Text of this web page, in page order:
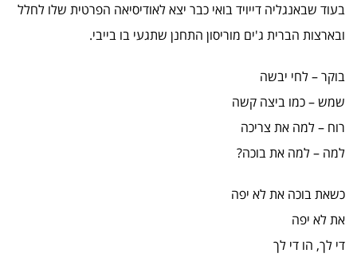
בעוד שבאנגליה דייויד בואי כבר יצא לאודיסיאה הפרטית שלו לחלל
ובארצות הברית ג'ים מוריסון התחנן שתגעי בו בייבי.
בוקר – לחי יבשה
שמש – כמו ביצה קשה
רוח – למה את צריכה
למה – למה את בוכה?
כשאת בוכה את לא יפה
את לא יפה
די לך, הו די לך